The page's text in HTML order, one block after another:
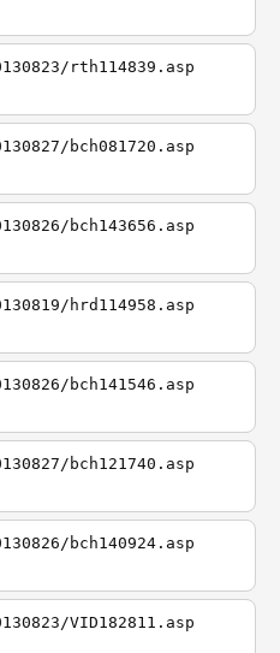
rth114839.asp
bch081720.asp
bch143656.asp
hrd114958.asp
bch141546.asp
bch121740.asp
bch140924.asp
VID182811.asp